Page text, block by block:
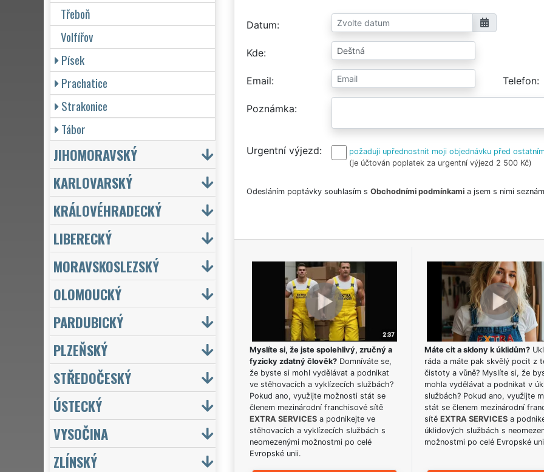
Datum
Kde
Email Telefon
Poznámka
Urgentní výjezd
požaduji upřednostnit moji objednávku před
(je účtován poplatek za urgentní výjezd 2 500 Kč)
Odesláním poptávky souhlasím s Obchodními podmínkamia jsem s nimi
Myslíte si, že jste spolehlivý, zručný a
fyzicky zdatný člověk?Domníváte se,
že byste si mohl vydělávat a podnikat
ve stěhovacích a vyklízecích službách?
Pokud ano, využijte možnosti stát se
členem mezinárodní franchisové sítě
EXTRA SERVICESa podnikejte ve
stěhovacích a vyklízecích službách s
neomezenými možnostmi po celé
Evropské unii.
Máte cit a sklony k úklidům?
ráda a máte pak skvělý pocit z
čistoty a vůně? Myslíte si, že
mohla vydělávat a podnikat v
službách? Pokud ano, využijte
stát se členem mezinárodní
sítě EXTRA SERVICESa
úklidových službách s
možnostmi po celé Evropské
Třeboň
Volfířov
Písek
Prachatice
Strakonice
Tábor
JIHOMORAVSKÝ
KARLOVARSKÝ
KRÁLOVÉHRADECKÝ
LIBERECKÝ
MORAVSKOSLEZSKÝ
OLOMOUCKÝ
PARDUBICKÝ
PLZEŇSKÝ
STŘEDOČESKÝ
ÚSTECKÝ
VYSOČINA
ZLÍNSKÝ